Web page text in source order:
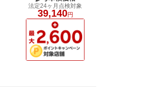
法定24ヶ月点検対象
39,140円